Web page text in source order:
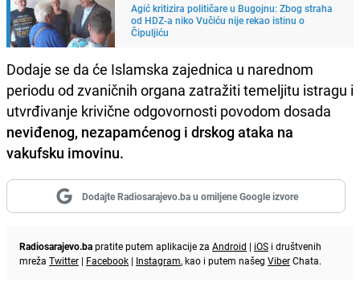
Agić kritizira političare u Bugojnu: Zbog straha
od HDZ-a niko Vučiću nije rekao istinu o
Čipuljiću
Dodaje se da će Islamska zajednica u narednom
periodu od zvaničnih organa zatražiti temeljitu istragu i
utvrđivanje krivične odgovornosti povodom dosada
neviđenog, nezapamćenog i drskog ataka na
vakufsku imovinu.
Dodajte Radiosarajevo.ba u omiljene Google izvore
Radiosarajevo.bapratite putem aplikacije za Android | iOS i društvenih
mreža Twitter | Facebook | Instagram, kao i putem našeg ViberChata.